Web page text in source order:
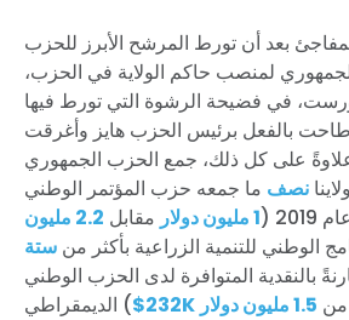
بعد أن تورط المرشح الأبرز للحزب
لمنصب حاكم الولاية في الحزب،
في فضيحة الرشوة التي تورط فيها
بالفعل برئيس الحزب هايز وأغرقت
على كل ذلك، جمع الحزب الجمهوري
نصف ما جمعه حزب المؤتمر الوطني
(
1 مليون دولار مقابل
2.2 مليون
الوطني للتنمية الزراعية بأكثر من ستة
بالنقدية المتوافرة لدى الحزب الوطني
الديمقراطي (
$232K من 1.5 مليون دولار